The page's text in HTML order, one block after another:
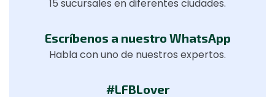
15 sucursales en diferentes ciudades.
Escríbenos a nuestro WhatsApp
Habla con uno de nuestros expertos.
#LFBLover